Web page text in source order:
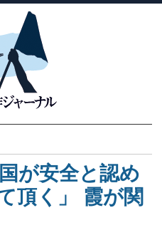
が安全と認め
頂く」 霞が関